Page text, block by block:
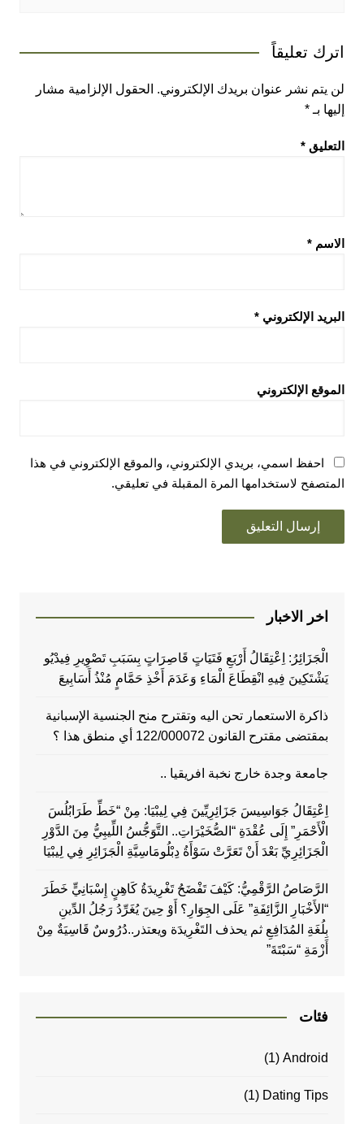
اترك تعليقاً
لن يتم نشر عنوان بريدك الإلكتروني. الحقول الإلزامية مشار
إليها بـ *
التعليق *
الاسم *
البريد الإلكتروني *
الموقع الإلكتروني
احفظ اسمي، بريدي الإلكتروني، والموقع الإلكتروني في هذا
المتصفح لاستخدامها المرة المقبلة في تعليقي.
اخر الاخبار
الْجَزَائِرُ: اِعْتِقَالُ أَرْبَعِ فَتَيَاتٍ قَاصِرَاتٍ بِسَبَبِ تَصْوِيرِ فِيدْيُو
يَشْتَكِينَ فِيهِ انْقِطَاعَ الْمَاءِ وَعَدَمَ أَخْذِ حَمَّامٍ مُنْذُ أَسَابِيعَ
ذاكرة الاستعمار تحن اليه وتقترح منح الجنسية الإسبانية
بمقتضى مقترح القانون 122/000072 أي منطق هذا ؟
جامعة وجدة خارج نخبة افريقيا ..
اِعْتِقَالُ جَوَاسِيسَ جَزَائِرِيِّينَ فِي لِيبْيَا: مِنْ “خَطِّ طَرَابُلُسَ
الْأَحْمَرِ” إِلَى عُقْدَةِ “الصُّخَيْرَاتِ.. التَّوَجُّسُ اللِّيبِيُّ مِنَ الدَّوْرِ
الْجَزَائِرِيِّ بَعْدَ أَنْ تَعَرَّتْ سَوْأَةُ دِبْلُومَاسِيَّةِ الْجَزَائِرِ فِي لِيبْيَا
الرَّصَاصُ الرَّقْمِيُّ: كَيْفَ تَفْضَحُ تَغْرِيدَةُ كَاهِنٍ إِسْبَانِيٍّ خَطَرَ
“الأَخْبَارِ الزَّائِفَةِ” عَلَى الجِوَارِ؟ أَوْ حِينَ يُغَرِّدُ رَجُلُ الدِّينِ
بِلُغَةِ المُدَافِعِ ثم يحذف التَغْرِيدَة ويعتذر..دُرُوسٌ قَاسِيَةٌ مِنْ
أَزْمَةِ “سَبْتَةَ”
فئات
Android
(1)
Dating Tips
(1)